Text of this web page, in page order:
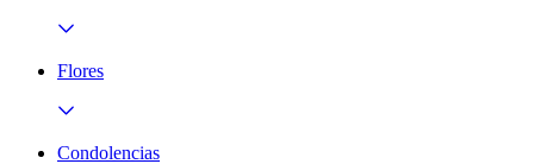
Flores
Condolencias